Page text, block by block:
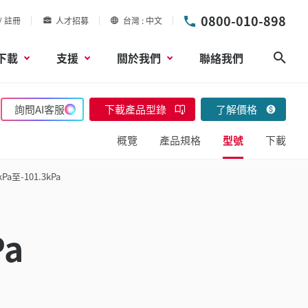
註冊 人才招募 台灣 中文 0800-010-898
載 支援 關於我們 聯絡我們
詢問AI客服 下載產品型錄 了解價格
概覽 產品規格 型號 下載
至-101.3kPa